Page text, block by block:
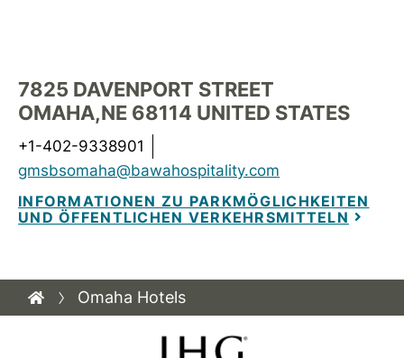
7825 DAVENPORT STREET
OMAHA,NE 68114 UNITED STATES
+1-402-9338901
gmsbsomaha@bawahospitality.com
INFORMATIONEN ZU PARKMÖGLICHKEITEN
UND ÖFFENTLICHEN VERKEHRSMITTELN
Omaha Hotels